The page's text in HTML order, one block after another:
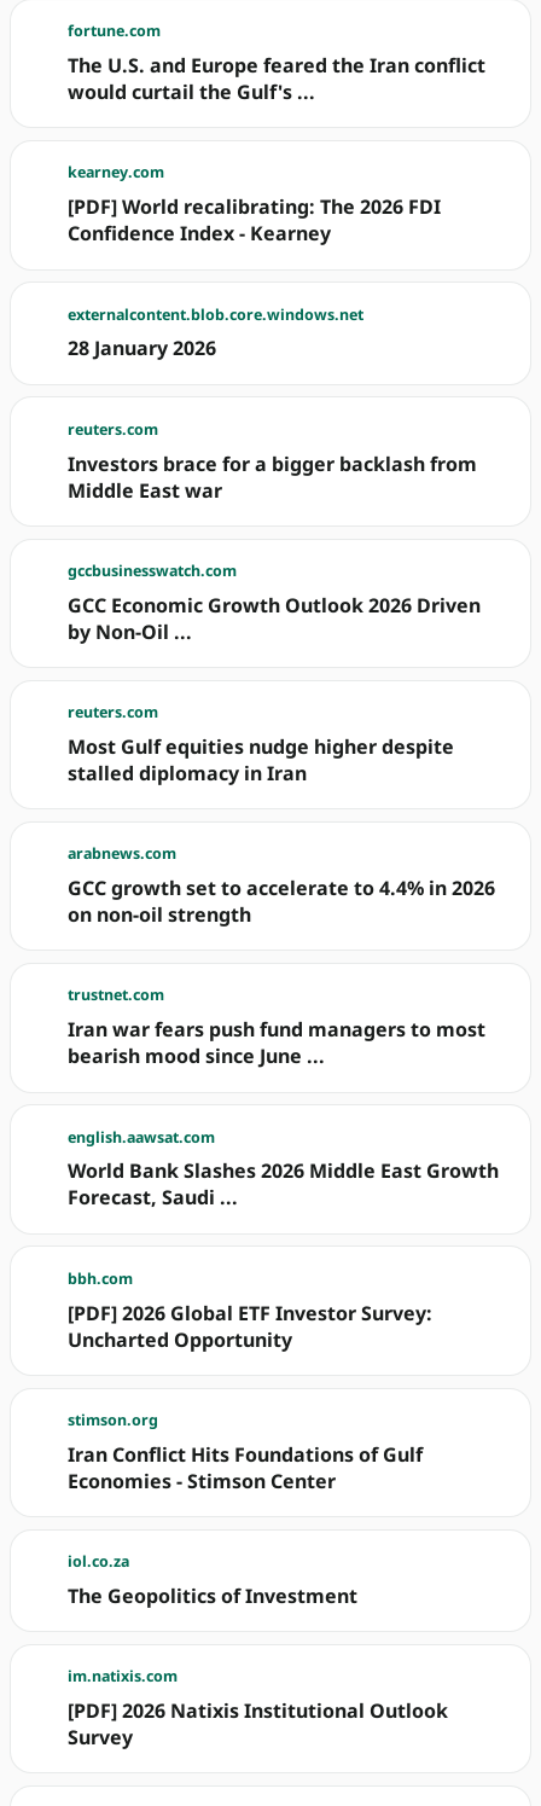
fortune.com
The U.S. and Europe feared the Iran conflict
would curtail the Gulf's ...
kearney.com
[PDF] World recalibrating: The 2026 FDI
Confidence Index - Kearney
externalcontent.blob.core.windows.net
28 January 2026
reuters.com
Investors brace for a bigger backlash from
Middle East war
gccbusinesswatch.com
GCC Economic Growth Outlook 2026 Driven
by Non-Oil ...
reuters.com
Most Gulf equities nudge higher despite
stalled diplomacy in Iran
arabnews.com
GCC growth set to accelerate to 4.4% in 2026
on non-oil strength
trustnet.com
Iran war fears push fund managers to most
bearish mood since June ...
english.aawsat.com
World Bank Slashes 2026 Middle East Growth
Forecast, Saudi ...
bbh.com
[PDF] 2026 Global ETF Investor Survey:
Uncharted Opportunity
stimson.org
Iran Conflict Hits Foundations of Gulf
Economies - Stimson Center
iol.co.za
The Geopolitics of Investment
im.natixis.com
[PDF] 2026 Natixis Institutional Outlook
Survey